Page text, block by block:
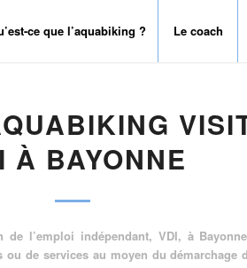
ce que l’aquabiking ? Le coach
À BAYONNE
de l’emploi indépendant, VDI, à
de services au moyen du